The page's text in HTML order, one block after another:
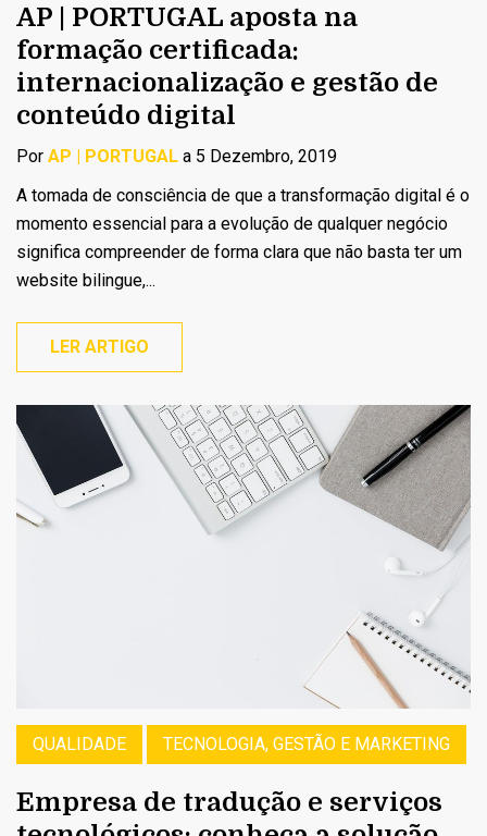
AP | PORTUGAL aposta na
formação certificada:
internacionalização e gestão de
conteúdo digital
Por AP | PORTUGAL a 5 Dezembro, 2019
A tomada de consciência de que a transformação digital é o
momento essencial para a evolução de qualquer negócio
significa compreender de forma clara que não basta ter um
website bilingue,...
LER ARTIGO
QUALIDADE TECNOLOGIA, GESTÃO E MARKETING
Empresa de tradução e serviços